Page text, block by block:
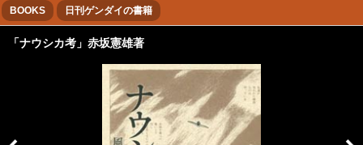
ボートレース 競輪 オートレース
BOOKS 日刊ゲンダイの書籍
「ナウシカ考」赤坂憲雄著